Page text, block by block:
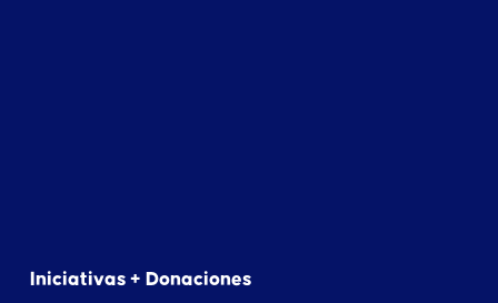
Iniciativas + Donaciones